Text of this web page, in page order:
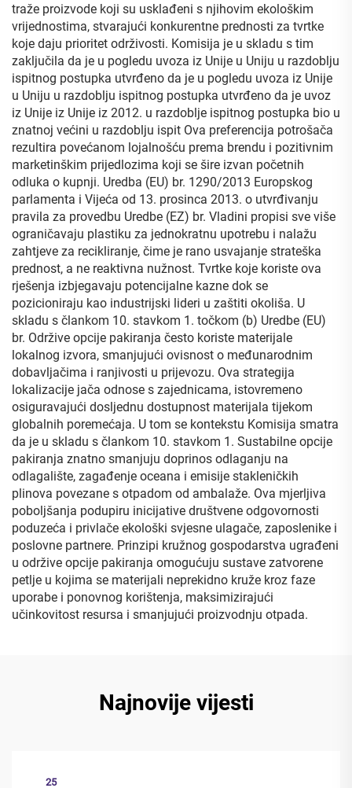
traže proizvode koji su usklađeni s njihovim ekološkim
vrijednostima, stvarajući konkurentne prednosti za tvrtke
koje daju prioritet održivosti. Komisija je u skladu s tim
zaključila da je u pogledu uvoza iz Unije u Uniju u razdoblju
ispitnog postupka utvrđeno da je u pogledu uvoza iz Unije
u Uniju u razdoblju ispitnog postupka utvrđeno da je uvoz
iz Unije iz Unije iz 2012. u razdoblje ispitnog postupka bio u
znatnoj većini u razdoblju ispit Ova preferencija potrošača
rezultira povećanom lojalnošću prema brendu i pozitivnim
marketinškim prijedlozima koji se šire izvan početnih
odluka o kupnji. Uredba (EU) br. 1290/2013 Europskog
parlamenta i Vijeća od 13. prosinca 2013. o utvrđivanju
pravila za provedbu Uredbe (EZ) br. Vladini propisi sve više
ograničavaju plastiku za jednokratnu upotrebu i nalažu
zahtjeve za recikliranje, čime je rano usvajanje strateška
prednost, a ne reaktivna nužnost. Tvrtke koje koriste ova
rješenja izbjegavaju potencijalne kazne dok se
pozicioniraju kao industrijski lideri u zaštiti okoliša. U
skladu s člankom 10. stavkom 1. točkom (b) Uredbe (EU)
br. Održive opcije pakiranja često koriste materijale
lokalnog izvora, smanjujući ovisnost o međunarodnim
dobavljačima i ranjivosti u prijevozu. Ova strategija
lokalizacije jača odnose s zajednicama, istovremeno
osiguravajući dosljednu dostupnost materijala tijekom
globalnih poremećaja. U tom se kontekstu Komisija smatra
da je u skladu s člankom 10. stavkom 1. Sustabilne opcije
pakiranja znatno smanjuju doprinos odlaganju na
odlagalište, zagađenje oceana i emisije stakleničkih
plinova povezane s otpadom od ambalaže. Ova mjerljiva
poboljšanja podupiru inicijative društvene odgovornosti
poduzeća i privlače ekološki svjesne ulagače, zaposlenike i
poslovne partnere. Prinzipi kružnog gospodarstva ugrađeni
u održive opcije pakiranja omogućuju sustave zatvorene
petlje u kojima se materijali neprekidno kruže kroz faze
uporabe i ponovnog korištenja, maksimizirajući
učinkovitost resursa i smanjujući proizvodnju otpada.
Najnovije vijesti
25